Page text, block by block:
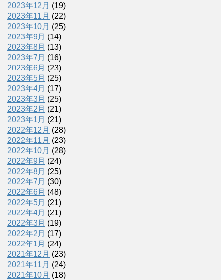
2023年12月 (19)
2023年11月 (22)
2023年10月 (25)
2023年9月 (14)
2023年8月 (13)
2023年7月 (16)
2023年6月 (23)
2023年5月 (25)
2023年4月 (17)
2023年3月 (25)
2023年2月 (21)
2023年1月 (21)
2022年12月 (28)
2022年11月 (23)
2022年10月 (28)
2022年9月 (24)
2022年8月 (25)
2022年7月 (30)
2022年6月 (48)
2022年5月 (21)
2022年4月 (21)
2022年3月 (19)
2022年2月 (17)
2022年1月 (24)
2021年12月 (23)
2021年11月 (24)
2021年10月 (18)